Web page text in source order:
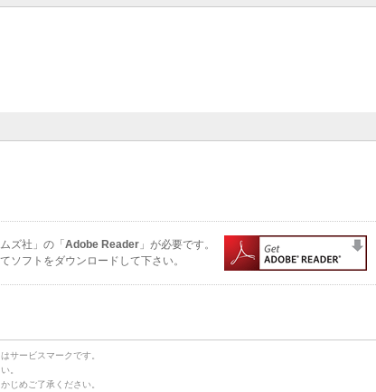
ズ社」の「 Adobe Reader 」が必要です。
ソフトをダウンロードして下さい。
サービスマークです。
。
じめご了承ください。